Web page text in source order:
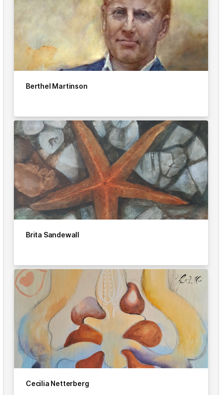
Berthel Martinson
Brita Sandewall
Cecilia Netterberg